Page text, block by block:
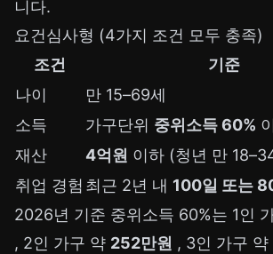
니다.
요건심사형 (4가지 조건 모두 충족)
조건
기준
나이
만 15–69세
소득
가구단위 중위소득 60%
재산
4억원 이하 (청년 만
취업 경험 최근 2년 내 100일 또는
2026년 기준 중위소득 60%는 1인
, 2인 가구 약 252만원 , 3인 가구 약